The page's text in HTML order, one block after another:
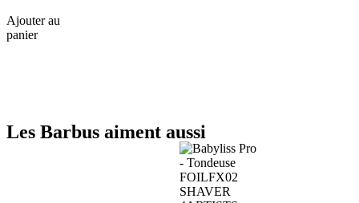
Ajouter au
panier
Les Barbus aiment aussi